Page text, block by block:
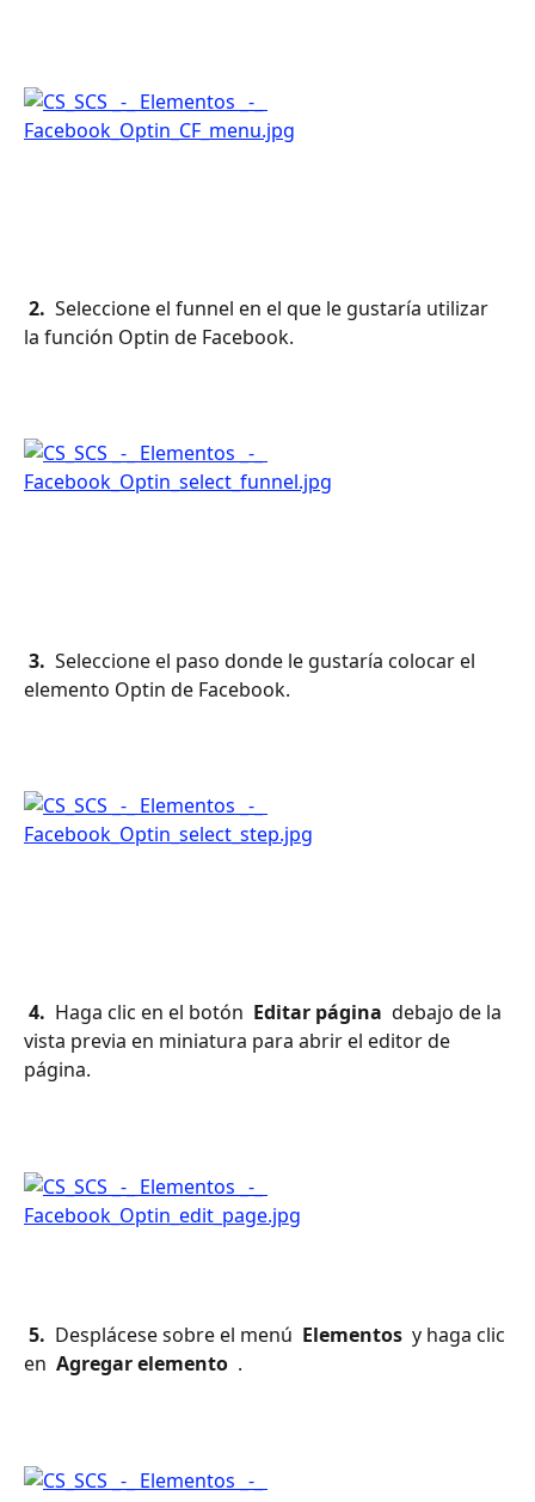
2. Seleccione el funnel en el que le gustaría utilizar
la función Optin de Facebook.
3. Seleccione el paso donde le gustaría colocar el
elemento Optin de Facebook.
4. Haga clic en el botón Editar página debajo de la
vista previa en miniatura para abrir el editor de
página.
5. Desplácese sobre el menú Elementos y haga clic
en Agregar elemento .